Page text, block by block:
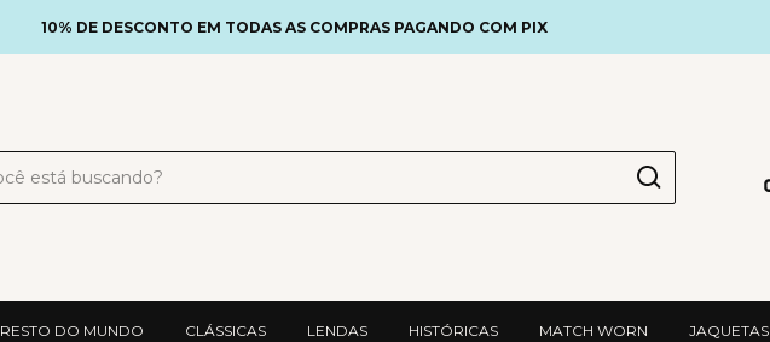
10% DE DESCONTO EM TODAS AS COMPRAS PAGANDO COM PIX
RESTO DO MUNDO CLÁSSICAS LENDAS HISTÓRICAS MATCH WORN JAQUETAS